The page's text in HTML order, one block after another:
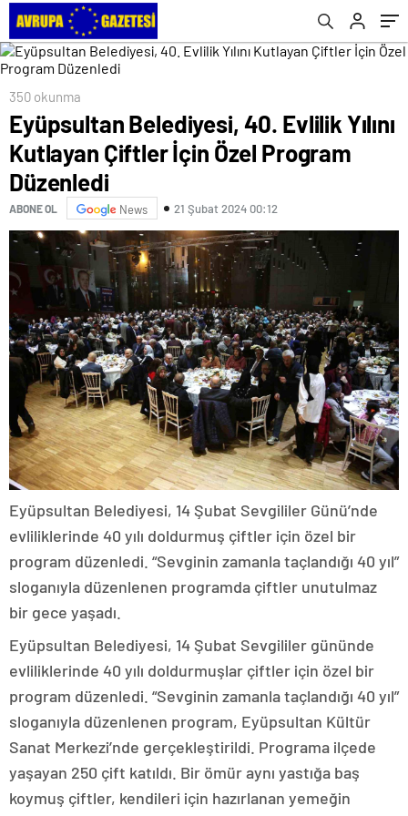
350 okunma
Eyüpsultan Belediyesi, 40. Evlilik Yılını
Kutlayan Çiftler İçin Özel Program
Düzenledi
ABONE OL News 21 Şubat 2024 00:12
Eyüpsultan Belediyesi, 14 Şubat Sevgililer Günü’nde
evliliklerinde 40 yılı doldurmuş çiftler için özel bir
program düzenledi. “Sevginin zamanla taçlandığı 40 yıl”
sloganıyla düzenlenen programda çiftler unutulmaz
bir gece yaşadı.
Eyüpsultan Belediyesi, 14 Şubat Sevgililer gününde
evliliklerinde 40 yılı doldurmuşlar çiftler için özel bir
program düzenledi. “Sevginin zamanla taçlandığı 40 yıl”
sloganıyla düzenlenen program, Eyüpsultan Kültür
Sanat Merkezi’nde gerçekleştirildi. Programa ilçede
yaşayan 250 çift katıldı. Bir ömür aynı yastığa baş
koymuş çiftler, kendileri için hazırlanan yemeğin